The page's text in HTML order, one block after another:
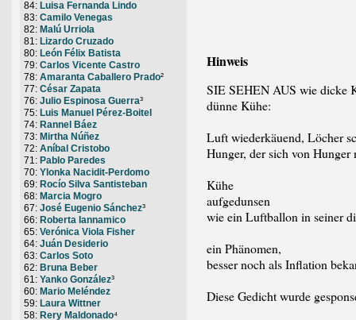
84: Luisa Fernanda Lindo
83: Camilo Venegas
82: Malú Urriola
81: Lizardo Cruzado
80: León Félix Batista
79: Carlos Vicente Castro
78: Amaranta Caballero Prado²
77: César Zapata
76: Julio Espinosa Guerra³
75: Luis Manuel Pérez-Boitel
74: Rannel Báez
73: Mirtha Núñez
72: Aníbal Cristobo
71: Pablo Paredes
70: Ylonka Nacidit-Perdomo
69: Rocío Silva Santisteban
68: Marcia Mogro
67: José Eugenio Sánchez³
66: Roberta Iannamico
65: Verónica Viola Fisher
64: Juán Desiderio
63: Carlos Soto
62: Bruna Beber
61: Yanko González³
60: Mario Meléndez
59: Laura Wittner
58: Rery Maldonado⁴
Hinweis
SIE SEHEN AUS wie dicke
dünne Kühe:
Luft wiederkäuend, Löcher
Hunger, der sich von Hunger
Kühe
aufgedunsen
wie ein Luftballon in seiner
ein Phänomen,
besser noch als Inflation
Diese Gedicht wurde